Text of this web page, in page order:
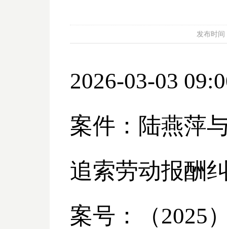
发布时
2026-03-03
案件：陆燕萍
追索劳动报酬
案号：（2025